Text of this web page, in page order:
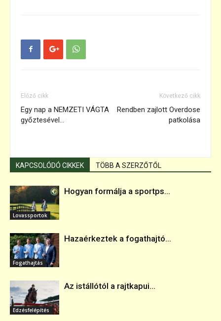
Előző cikk
Egy nap a NEMZETI VÁGTA
győztesével…
Következő cikk
Rendben zajlott Overdose
patkolása
KAPCSOLÓDÓ CIKKEK TÖBB A SZERZŐTŐL
Lovassportok
Hogyan formálja a sportps...
Fogathajtás
Hazaérkeztek a fogathajtó...
Edzésfelépítés
Az istállótól a rajtkapui...